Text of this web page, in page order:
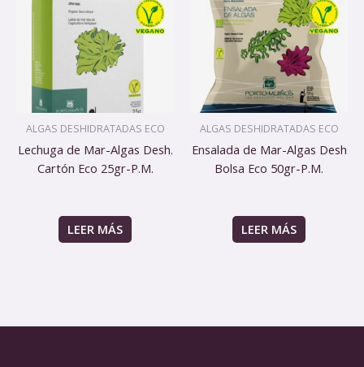
ALGAS DESHIDRATADAS ECO
Lechuga de Mar-Algas Desh.
Cartón Eco 25gr-P.M.
LEER MÁS
ALGAS DESHIDRATADAS ECO
Ensalada de Mar-Algas Desh
Bolsa Eco 50gr-P.M.
LEER MÁS